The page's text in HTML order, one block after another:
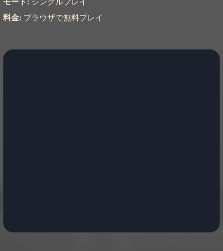
料金: ブラウザで無料プレイ